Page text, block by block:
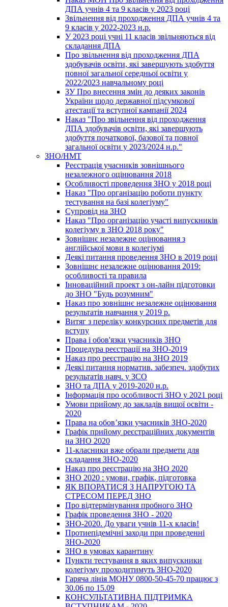
ДПА учнів 4 та 9 класів у 2023 році
Звільнення від проходження ДПА учнів 4 та
9 класів у 2022-2023 н.р.
У 2023 році учні 11 класів звільняються від
складання ДПА
Про звільнення від проходження ДПА
здобувачів освіти, які завершують здобуття
повної загальної середньої освіти у
2022/2023 навчальному році
ЗУ Про внесення змін до деяких законів
України щодо державної підсумкової
атестації та вступної кампанії 2024
Наказ "Про звільнення від проходження
ДПА здобувачів освіти, які завершують
здобуття початкової, базової та повної
загальної освіти у 2023/2024 н.р."
ЗНО/НМТ
Реєстрація учасників зовнішнього
незалежного оцінювання 2018
Особливості проведення ЗНО у 2018 році
Наказ "Про організацію роботи пункту
тестування на базі колегіуму"
Супровід на ЗНО
Наказ "Про організацію участі випускників
колегіуму в ЗНО 2018 року"
Зовнішнє незалежне оцінювання з
англійської мови в колегіумі
Деякі питання проведення ЗНО в 2019 році
Зовнішнє незалежне оцінювання 2019:
особливості та правила
Інноваційний проект з он-лайн підготовки
до ЗНО "Будь розумним"
Наказ про зовнішнє незалежне оцінювання
результатів навчання у 2019 р.
Витяг з переліку конкурсних предметів для
вступу
Права і обов'язки учасників ЗНО
Процедура реєстрації на ЗНО-2019
Наказ про реєстрацію на ЗНО 2019
Деякі питання норматив. забезпеч. здобутих
результатів навч. у ЗСО
ЗНО та ДПА у 2019-2020 н.р.
Інформація про особливості ЗНО у 2021 році
Умови прийому до закладів вищої освіти -
2020
Права на обов’язки учасників ЗНО-2020
Графік прийому реєстраційних документів
на ЗНО 2020
11-класники вже обрали предмети для
складання ЗНО-2020
Наказ про реєстрацію на ЗНО 2020
ЗНО 2020 : умови, графік, підготовка
ЯК ВПОРАТИСЯ З НАПРУГОЮ ТА
СТРЕСОМ ПЕРЕД ЗНО
Про відтермінування пробного ЗНО
Графік проведення ЗНО - 2020
ЗНО-2020. До уваги учнів 11-х класів!
Протиепідемічні заходи при проведенні
ЗНО-2020
ЗНО в умовах карантину
Пункти тестування в яких випускники
колегіуму проходитимуть ЗНО-2020
Гаряча лінія МОНУ 0800-50-45-70 працює з
30.06 по 15.09
КОНСУЛЬТАТИВНА ПІДТРИМКА